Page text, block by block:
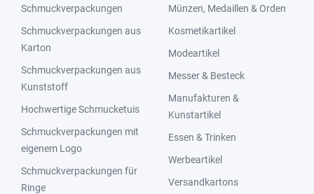
Schmuckverpackungen
Schmuckverpackungen aus
Karton
Schmuckverpackungen aus
Kunststoff
Hochwertige Schmucketuis
Schmuckverpackungen mit
eigenem Logo
Schmuckverpackungen für
Ringe
Münzen, Medaillen & Orden
Kosmetikartikel
Modeartikel
Messer & Besteck
Manufakturen &
Kunstartikel
Essen & Trinken
Werbeartikel
Versandkartons